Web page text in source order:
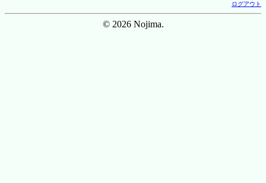
ログアウト
© 2026 Nojima.